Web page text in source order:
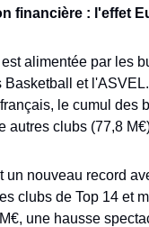
financière : l'effet
alimentée par les
Basketball et
le cumul des
autres clubs (77,8
un nouveau record
clubs de Top 14 et
une hausse